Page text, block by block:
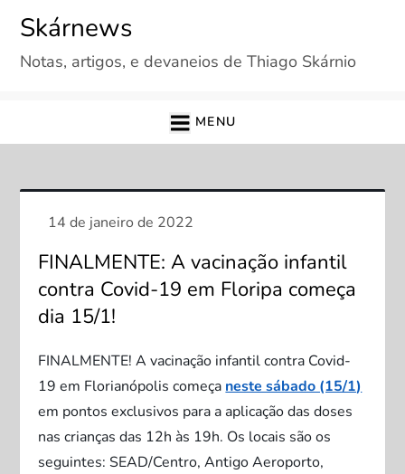
content
Skárnews
Notas, artigos, e devaneios de Thiago Skárnio
MENU
FINALMENTE: A vacinação infantil
contra Covid-19 em Floripa começa
dia 15/1!
FINALMENTE! A vacinação infantil contra Covid-
19 em Florianópolis começa neste sábado (15/1)
em pontos exclusivos para a aplicação das doses
nas crianças das 12h às 19h. Os locais são os
seguintes: SEAD/Centro, Antigo Aeroporto,